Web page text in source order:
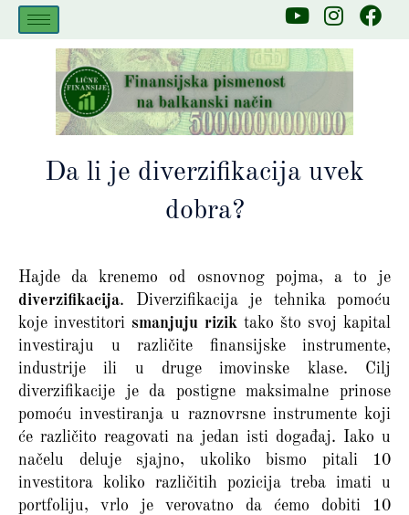
Skip
Y
u
b
I
s
g
a
F
Da li je diverzifikacija uvek
dobra?
Hajde da krenemo od osnovnog pojma, a to je
diverzifikacija. Diverzifikacija je tehnika pomoću
koje investitori smanjuju rizik tako što svoj kapital
investiraju u različite finansijske instrumente,
industrije ili u druge imovinske klase. Cilj
diverzifikacije je da postigne maksimalne prinose
pomoću investiranja u raznovrsne instrumente koji
će različito reagovati na jedan isti događaj. Iako u
načelu deluje sjajno, ukoliko bismo pitali 10
investitora koliko različitih pozicija treba imati u
portfoliju, vrlo je verovatno da ćemo dobiti 10